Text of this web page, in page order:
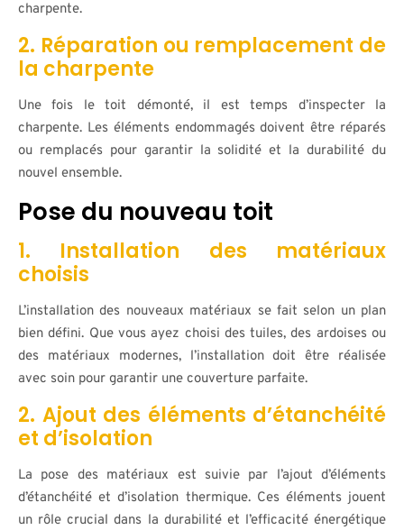
charpente.
2. Réparation ou remplacement de
la charpente
Une fois le toit démonté, il est temps d’inspecter la
charpente. Les éléments endommagés doivent être réparés
ou remplacés pour garantir la solidité et la durabilité du
nouvel ensemble.
Pose du nouveau toit
1. Installation des matériaux
choisis
L’installation des nouveaux matériaux se fait selon un plan
bien défini. Que vous ayez choisi des tuiles, des ardoises ou
des matériaux modernes, l’installation doit être réalisée
avec soin pour garantir une couverture parfaite.
2. Ajout des éléments d’étanchéité
et d’isolation
La pose des matériaux est suivie par l’ajout d’éléments
d’étanchéité et d’isolation thermique. Ces éléments jouent
un rôle crucial dans la durabilité et l’efficacité énergétique